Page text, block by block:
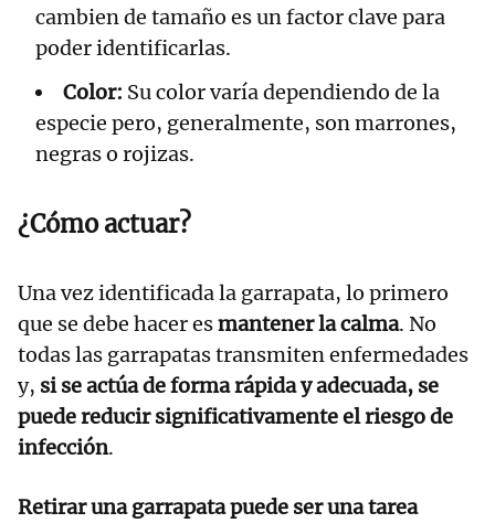
cambien de tamaño es un factor clave para
poder identificarlas.
Color: Su color varía dependiendo de la
especie pero, generalmente, son marrones,
negras o rojizas.
¿Cómo actuar?
Una vez identificada la garrapata, lo primero
que se debe hacer esmantener la calma. No
todas las garrapatas transmiten enfermedades
y, si se actúa de forma rápida y adecuada, se
puede reducir significativamente el riesgo de
infección.
Retirar una garrapata puede ser una tarea